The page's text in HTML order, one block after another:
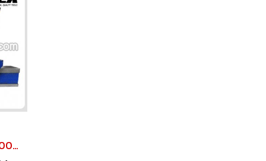
TOREX ปากกาจับชิ้นงาน 100 มม. (4")